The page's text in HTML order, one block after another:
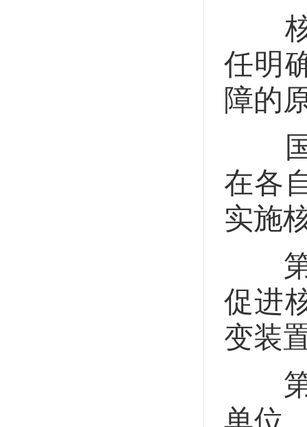
核
任明
障的
国
在各
实施
第
促进
变装
第
单位